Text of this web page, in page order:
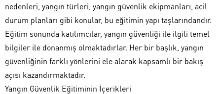
nedenleri, yangın türleri, yangın güvenlik ekipmanları, acil
durum planları gibi konular, bu eğitimin yapı taşlarındandır.
Eğitim sonunda katılımcılar, yangın güvenliği ile ilgili temel
bilgiler ile donanmış olmaktadırlar. Her bir başlık, yangın
güvenliğinin farklı yönlerini ele alarak kapsamlı bir bakış
açısı kazandırmaktadır.
Yangın Güvenlik Eğitiminin İçerikleri